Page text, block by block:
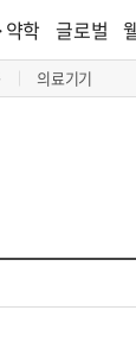
의료기기
학 글로벌